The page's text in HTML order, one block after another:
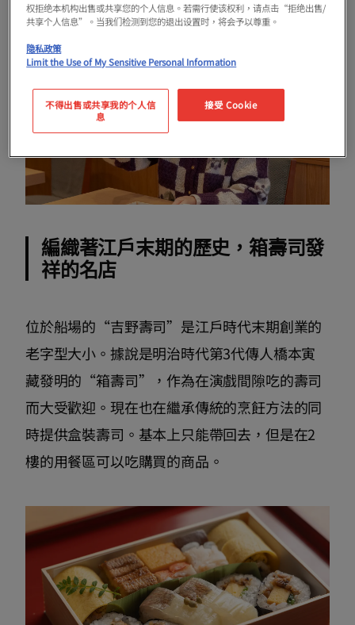
編織著江戶末期的歷史，箱壽司發
祥的名店
位於船場的“吉野壽司”是江戶時代末期創業的
老字型大小。據說是明治時代第3代傳人橋本寅
藏發明的“箱壽司”，作為在演戲間隙吃的壽司
而大受歡迎。現在也在繼承傳統的烹飪方法的同
時提供盒裝壽司。基本上只能帶回去，但是在2
樓的用餐區可以吃購買的商品。
权拒绝本机构出售或共享您的个人信息。若需行使该权利，请点击“拒绝出售/
共享个人信息”。当我们检测到您的退出设置时，将会予以尊重。
隐私政策
Limit the Use of My Sensitive Personal Information
不得出售或共享我的个人信
息
接受 Cookie